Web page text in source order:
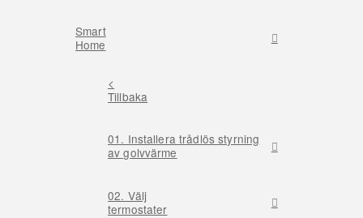
Smart
Home
<
Tillbaka
01. Installera trådlös styrning
av golvvärme
02. Välj
termostater